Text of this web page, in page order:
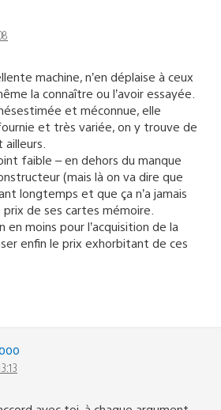
machine, n’en déplaise à ceux
la connaître ou l’avoir essayée.
et méconnue, elle
et très variée, on y trouve de
faible – en dehors du manque
(mais là on va dire que
longtemps et que ça n’a jamais
de ses cartes mémoire.
en moins pour l’acquisition de la
enfin le prix exhorbitant de ces